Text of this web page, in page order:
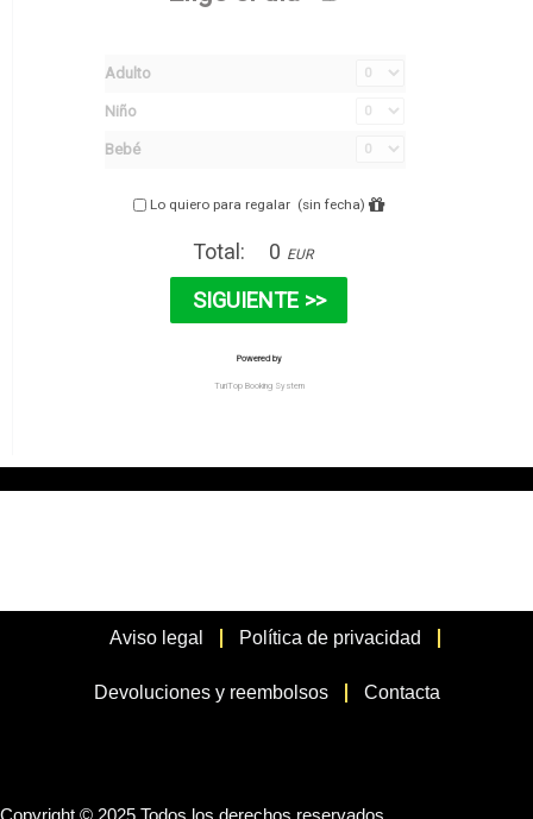
Aviso legal Política de privacidad
Devoluciones y reembolsos Contacta